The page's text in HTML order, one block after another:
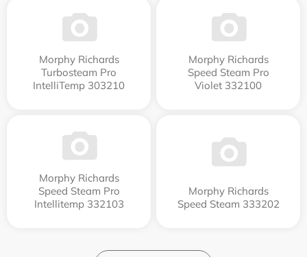
Morphy Richards
Turbosteam Pro
IntelliTemp 303210
Morphy Richards
Speed Steam Pro
Violet 332100
Morphy Richards
Speed Steam Pro
Intellitemp 332103
Morphy Richards
Speed Steam 333202